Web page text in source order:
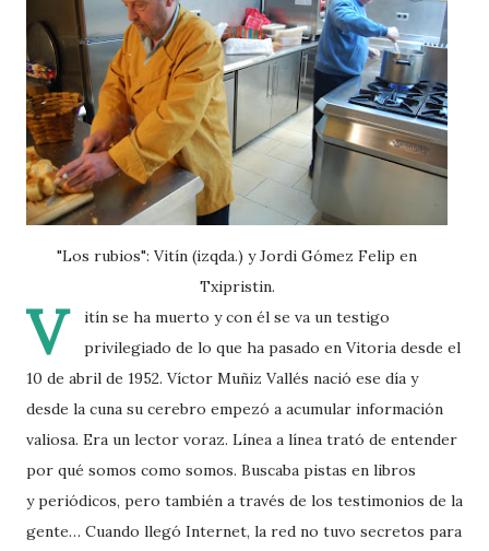
"Los rubios": Vitín (izqda.) y Jordi Gómez Felip en
Txipristin.
V
itín se ha muerto y con él se va un testigo
privilegiado de lo que ha pasado en Vitoria desde el
10 de abril de 1952. Víctor Muñiz Vallés nació ese día y
desde la cuna su cerebro empezó a acumular información
valiosa. Era un lector voraz. Línea a línea trató de entender
por qué somos como somos. Buscaba pistas en libros
y periódicos, pero también a través de los testimonios de la
gente… Cuando llegó Internet, la red no tuvo secretos para